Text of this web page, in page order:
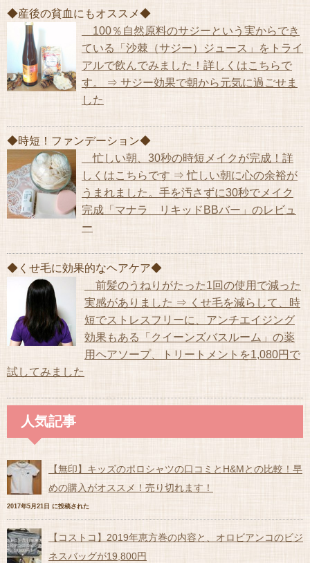
◆産後の貧血にもオススメ◆
100％自然原料のサジーという実からでき
ている「沙棘（サジー）ジュース」をトライ
アルで飲んでみました！詳しくはこちらで
す。 ⇒ サジー効果で朝から元気に過ごせま
した
◆時短！ファンデーション◆
忙しい朝、30秒の時短メイクが完成！詳
しくはこちらです ⇒ 忙しい朝に心の余裕が
うまれました。手を汚さずに30秒でメイク
完成「マナラ リキッドBBバー」のレビュ
ー
◆くせ毛に効果的なヘアケア◆
前髪のうねりがたった1回の使用で減った
実感がありました ⇒ くせ毛を減らして、時
短でストレスフリーに、アンチエイジング
効果もある「クイーンズバスルーム」の薬
用ヘアソープ、トリートメントを1,080円で
試してみました
人気記事
【無印】キッズのポロシャツの口コミとH&Mとの比較！早
めの購入がオススメ！売り切れます！
2017年5月21日 に投稿された
【コストコ】2019年恵方巻の内容と、オロビアンコのビジ
ネスバッグが19,800円